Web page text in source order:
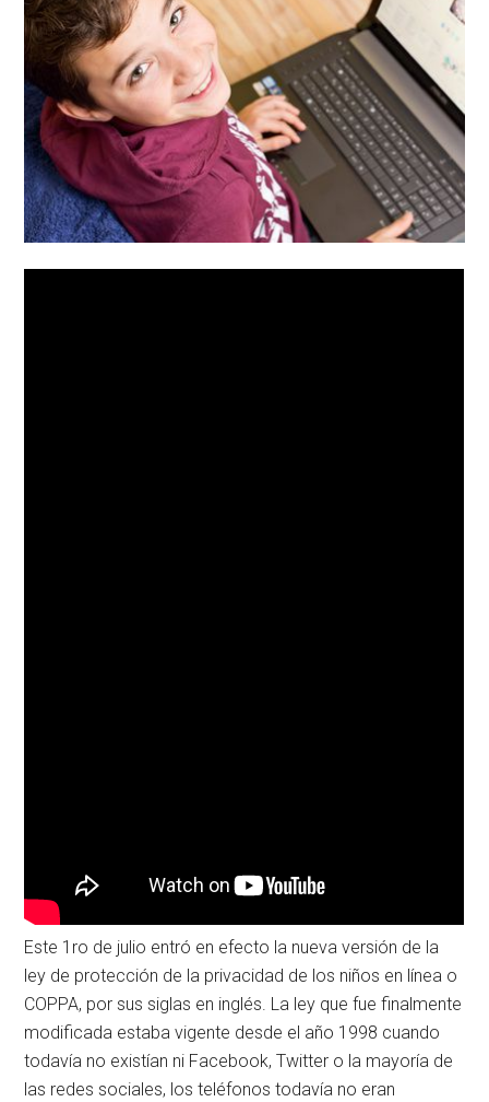
Este 1ro de julio entró en efecto la nueva versión de la
ley de protección de la privacidad de los niños en línea o
COPPA, por sus siglas en inglés. La ley que fue finalmente
modificada estaba vigente desde el año 1998 cuando
todavía no existían ni Facebook, Twitter o la mayoría de
las redes sociales, los teléfonos todavía no eran